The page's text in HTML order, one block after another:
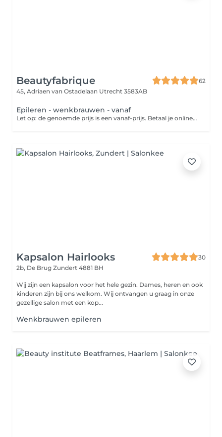
Beautyfabrique
62
45, Adriaen van Ostadelaan Utrecht 3583AB
Epileren - wenkbrauwen - vanaf
Let op: de genoemde prijs is een vanaf-prijs. Betaal je online? Dan wordt het eventuele prijsverschil verrekend in de salon.
Kapsalon Hairlooks
30
2b, De Brug Zundert 4881 BH
Wij zijn een kapsalon voor het hele gezin. Dames, heren en ook
kinderen zijn bij ons welkom. Wij ontvangen u graag in onze
gezellige salon met een kop...
Wenkbrauwen epileren